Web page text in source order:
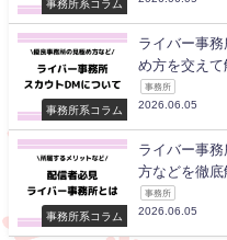
事務所系コラム
事務所系コラム
ライバー事
め方を交えて
事務所
2026.06.05
事務所系コラム
ライバー事
方などを徹底
事務所
2026.06.05